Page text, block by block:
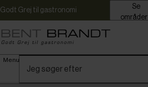
Godt Grej til gastronomi
områder
Menu